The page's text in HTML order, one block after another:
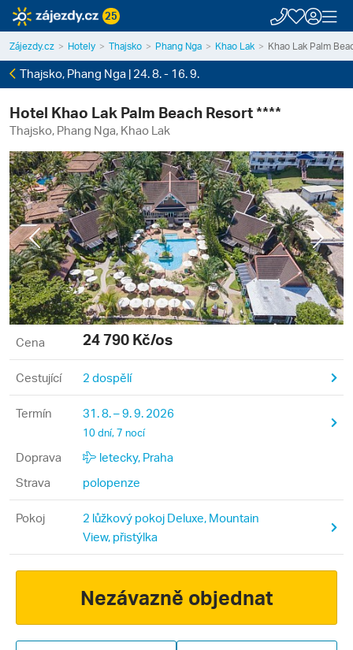
25
Zájezdy.cz Hotely Thajsko Phang Nga Khao Lak Khao Lak Palm
Thajsko, Phang Nga | 24. 8. - 16. 9.
Hotel Khao Lak Palm Beach Resort ****
Thajsko, Phang Nga, Khao Lak
Previous Next
Cena 24 790 Kč/os
Cestující 2 dospělí
Termín 31. 8. – 9. 9. 2026
10 dní, 7 nocí
Doprava
letecky, Praha
Strava
polopenze
Pokoj
2 lůžkový pokoj Deluxe, Mountain
View, přistýlka
Nezávazně objednat